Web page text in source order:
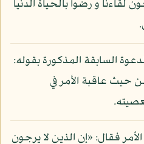
لقاءنا و رضوا بالحياة الدنيا
السابقة المذكورة بقوله:
حيث عاقبة الأمر في
فقال: «إن الذين لا يرجون